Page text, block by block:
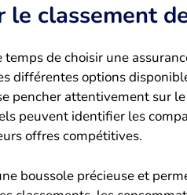
le classement
temps de choisir une
différentes options
pencher attentivement sur
peuvent identifier les
offres compétitives.
boussole précieuse et